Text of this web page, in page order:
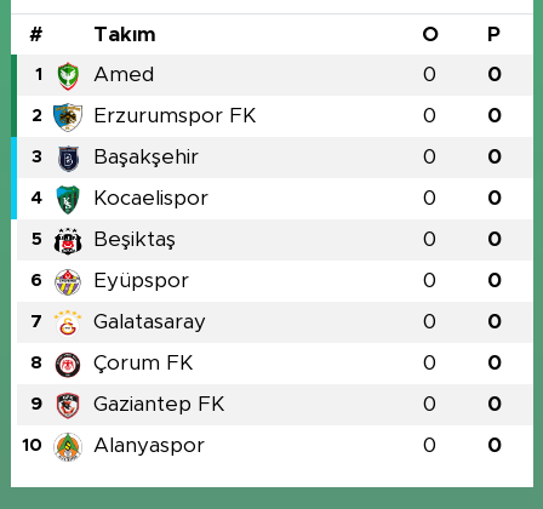
# Takım O P
1 Amed 0 0
2 Erzurumspor FK 0 0
3 Başakşehir 0 0
4 Kocaelispor 0 0
5 Beşiktaş 0 0
6 Eyüpspor 0 0
7 Galatasaray 0 0
8 Çorum FK 0 0
9 Gaziantep FK 0 0
10 Alanyaspor 0 0